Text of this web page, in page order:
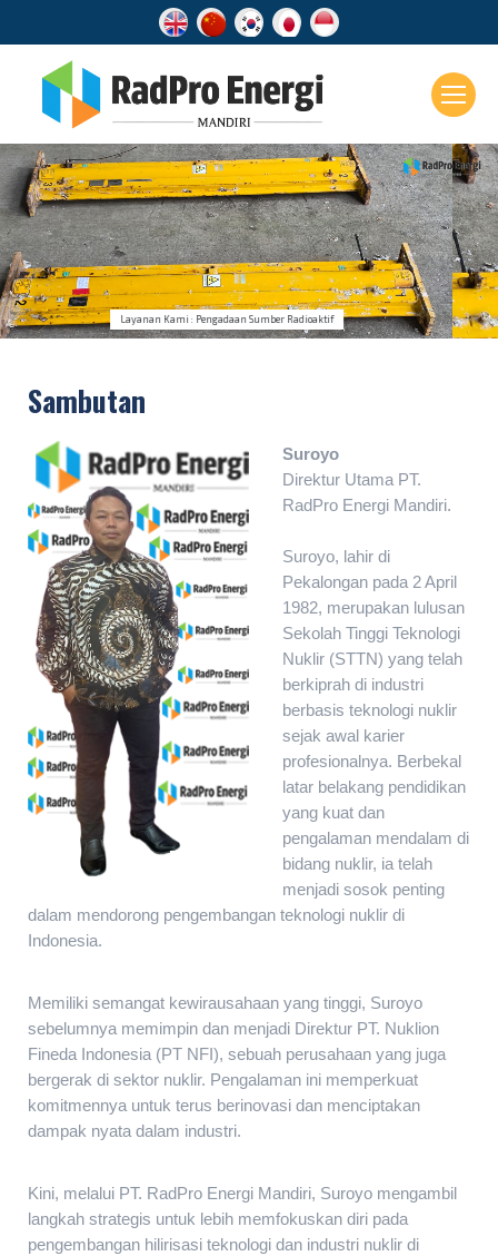
Selamat datang di website PT. RadPro Energi Mandiri | Hati-
Layanan
Sumber Radioaktif
Kami menyediakan berbagai jenis sumber radioaktif
untuk kebutuhan industri, medis, maupun riset.
Jenis Isotop: Iridium-192 (Ir-192),
Cobalt-60 (Co-60), Cesium-137 (Cs-137),
Americium-Beryllium (Am241Be), serta lainnya
sesuai kebutuhan spesifik pengguna.
Sambutan
Suroyo
Direktur Utama PT.
RadPro Energi Mandiri.
Suroyo, lahir di
Pekalongan pada 2 April
1982, merupakan lulusan
Sekolah Tinggi Teknologi
Nuklir (STTN) yang telah
berkiprah di industri
berbasis teknologi nuklir
sejak awal karier
profesionalnya. Berbekal
latar belakang pendidikan
yang kuat dan
pengalaman mendalam di
bidang nuklir, ia telah
menjadi sosok penting
dalam mendorong pengembangan teknologi nuklir di
Indonesia.
Memiliki semangat kewirausahaan yang tinggi, Suroyo
sebelumnya memimpin dan menjadi Direktur PT. Nuklion
Fineda Indonesia (PT NFI), sebuah perusahaan yang juga
bergerak di sektor nuklir. Pengalaman ini memperkuat
komitmennya untuk terus berinovasi dan menciptakan
dampak nyata dalam industri.
Kini, melalui PT. RadPro Energi Mandiri, Suroyo mengambil
langkah strategis untuk lebih memfokuskan diri pada
pengembangan hilirisasi teknologi dan industri nuklir di